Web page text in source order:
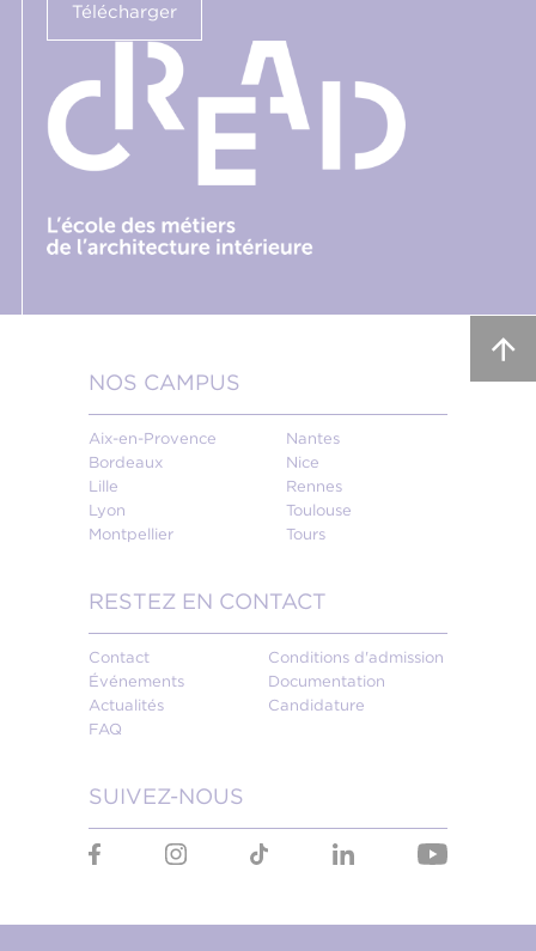
Télécharger
NOS CAMPUS
Aix-en-Provence
Bordeaux
Lille
Lyon
Montpellier
Nantes
Nice
Rennes
Toulouse
Tours
RESTEZ EN CONTACT
Contact
Événements
Actualités
FAQ
Conditions d'admission
Documentation
Candidature
SUIVEZ-NOUS